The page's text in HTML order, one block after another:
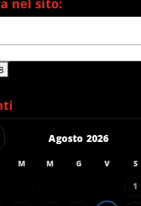
nel sito:
Agosto 2026
M M G V S
1